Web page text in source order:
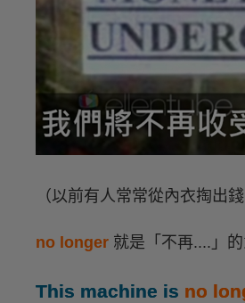
（以前有人常常從內衣掏出錢
no longer 就是「不再....」
This machine is no